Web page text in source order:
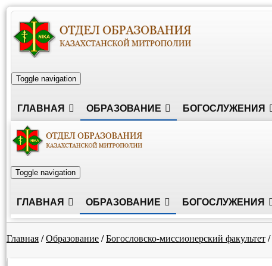
Toggle navigation
ГЛАВНАЯ ОБРАЗОВАНИЕ БОГОСЛУЖЕНИЯ
Toggle navigation
ГЛАВНАЯ ОБРАЗОВАНИЕ БОГОСЛУЖЕНИЯ
Главная/Образование/Богословско-миссионерский факультет/